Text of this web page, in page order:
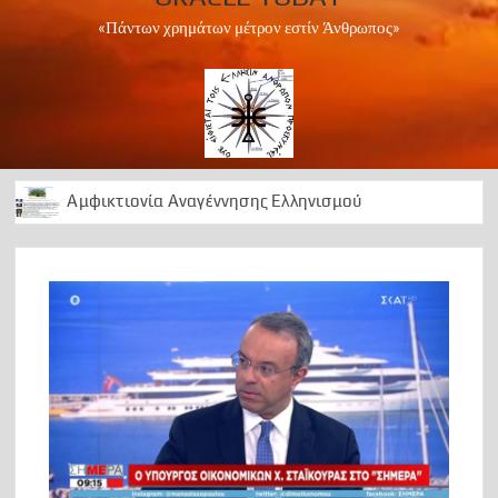
«Πάντων χρημάτων μέτρον εστίν Άνθρωπος»
Αμφικτιονία Αναγέννησης Ελληνισμού
Αρχαίοι Δελφοί: Διαχρονική ωδή στο Απολλώνειο φως
50 Χρόνια ….μεταξεταστέας μεταπολίτευσης
1974 ΕΠΙΣΤΡΑΤΕΥΣΗ
Can we foresee the future?
OΡΑ ΤΟ ΜΕΛΛΟΝ
A Lesson in History